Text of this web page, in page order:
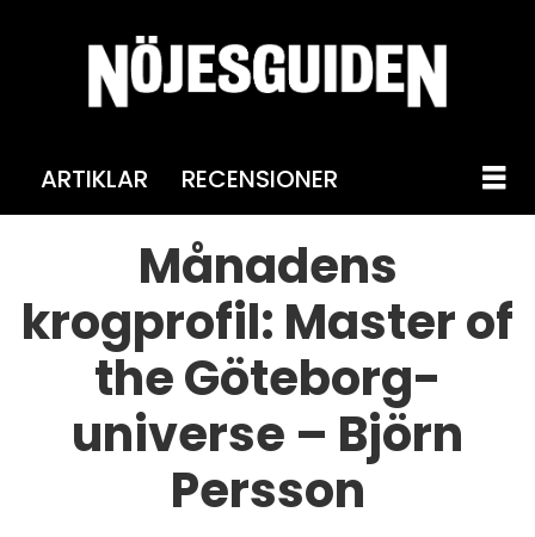
ARTIKLAR RECENSIONER
Månadens
krogprofil: Master of
the Göteborg-
universe – Björn
Persson